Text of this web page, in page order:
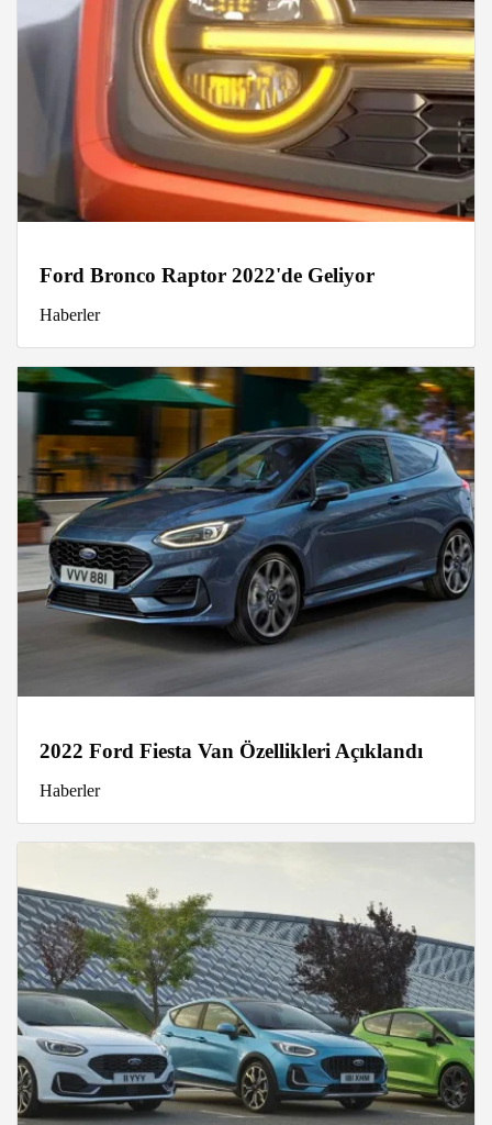
Ford Bronco Raptor 2022'de Geliyor
Haberler
2022 Ford Fiesta Van Özellikleri Açıklandı
Haberler